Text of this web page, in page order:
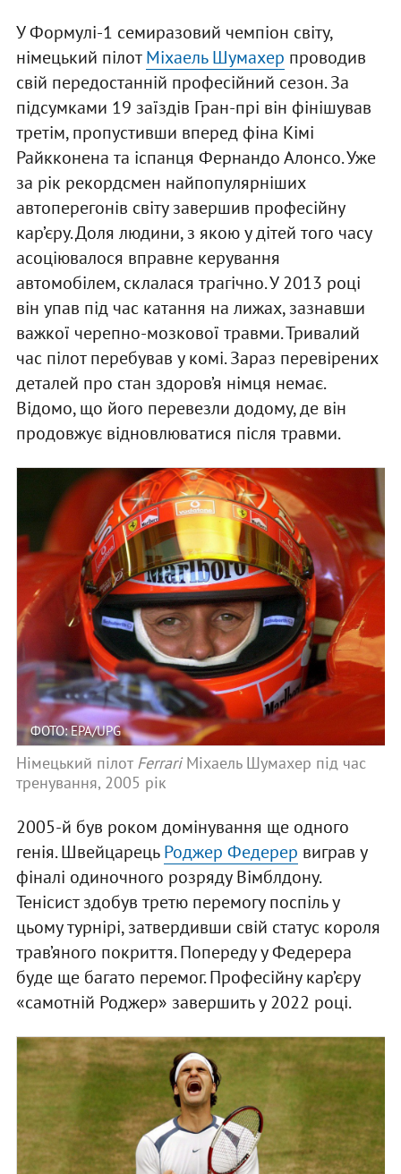
У Формулі-1 семиразовий чемпіон світу,
німецький пілотМіхаель Шумахер проводив
свій передостанній професійний сезон. За
підсумками 19 заїздів Гран-прі він фінішував
третім, пропустивши вперед фіна Кімі
Райкконена та іспанця Фернандо Алонсо. Уже
за рік рекордсмен найпопулярніших
автоперегонів світу завершив професійну
кар’єру. Доля людини, з якою у дітей того часу
асоціювалося вправне керування
автомобілем, склалася трагічно. У 2013 році
він упав під час катання на лижах, зазнавши
важкої черепно-мозкової травми. Тривалий
час пілот перебував у комі. Зараз перевірених
деталей про стан здоров’я німця немає.
Відомо, що його перевезли додому, де він
продовжує відновлюватися після травми.
ФОТО: EPA/UPG
Німецький пілот FerrariМіхаель Шумахер під час
тренування, 2005 рік
2005-й був роком домінування ще одного
генія. ШвейцарецьРоджер Федерер виграв у
фіналі одиночного розряду Вімблдону.
Тенісист здобув третю перемогу поспіль у
цьому турнірі, затвердивши свій статус короля
трав’яного покриття. Попереду у Федерера
буде ще багато перемог. Професійну кар’єру
«самотній Роджер» завершить у 2022 році.